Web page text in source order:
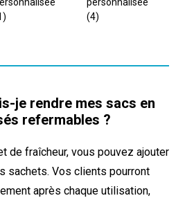
je rendre mes sacs en
refermables ?
de fraîcheur, vous pouvez ajouter
sachets. Vos clients pourront
après chaque utilisation,